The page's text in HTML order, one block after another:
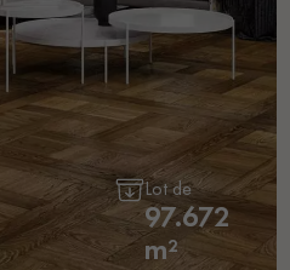
Lot de
97.672
m²